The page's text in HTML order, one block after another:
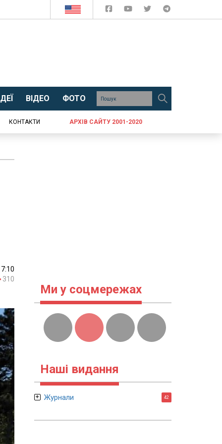
ВІДЕО ФОТО
КОНТАКТИ АРХІВ САЙТУ 2001-2020
310
Ми у соцмережах
Наші видання
Журнали 42